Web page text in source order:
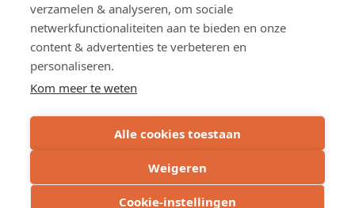
verzamelen & analyseren, om sociale
netwerkfunctionaliteiten aan te bieden en onze
content & advertenties te verbeteren en
personaliseren.
Kom meer te weten
Alle cookies toestaan
Weigeren
Cookie-instellingen
EN
Word lid
Voka 2026
Privacyverklaring
Cookie verklaring
Cookie instellingen